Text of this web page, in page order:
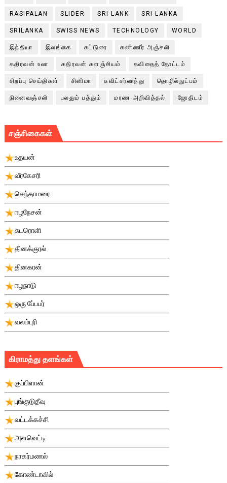
RASIPALAN SLIDER SRI LANK SRI LANKA
SRILANKA SWISS NEWS TECHNOLOGY WORLD
இந்தியா இலங்கை கட்டுரை கண்ணீர் அஞ்சலி
கதிரவன் உலா கதிரவன் களஞ்சியம் கவிதைத் தோட்டம்
சிறப்பு செய்திகள் சினிமா சுவிட்சர்லாந்து தொழில்நுட்பம்
நினைவஞ்சலி பலதும் பத்தும் மரண அறிவித்தல் ஜோதிடம்
சஞ்சிகைகள்
உதயன்
வீரகேசரி
செந்தாமரை
ஈழநேசன்
சுடரொளி
தினக்குரல்
தினகரன்
ஈழநாடு
ஒரு பே்பபர்
வலம்புரி
கிராமத்து தளங்கள்
குப்பிளான்
புங்குடுதீவு
வட்டக்கச்சி
அளவெட்டி
நாகர்மணல்
கோண்டாவில்